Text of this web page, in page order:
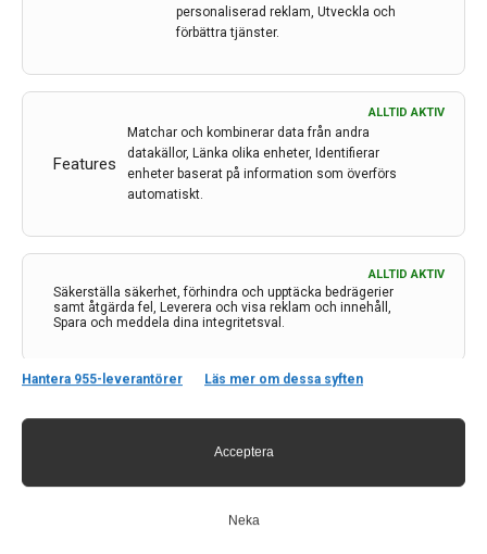
personaliserad reklam, Utveckla och
förbättra tjänster.
Features
ALLTID AKTIV
Matchar och kombinerar data från andra
datakällor, Länka olika enheter, Identifierar
enheter baserat på information som överförs
automatiskt.
Säkerställa säkerhet, förhindra och upptäcka bedrägerier
samt åtgärda fel, Leverera och visa reklam och innehåll,
Spara och meddela dina integritetsval.
ALLTID AKTIV
Hantera 955-leverantörer Läs mer om dessa syften
Acceptera
Neka
Kontakt
c/o Forskaren Office Hub
Hagaplan 4
nis@pharma-industry.se
Om Neurologi i Sverige